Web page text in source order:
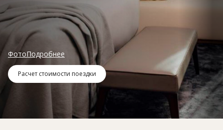
ФотоПодробнее
Расчет стоимости поездки